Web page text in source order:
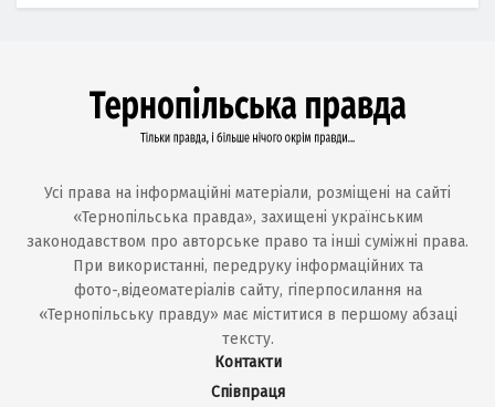
Усі права на інформаційні матеріали, розміщені на сайті
«Тернопільська правда», захищені українським
законодавством про авторське право та інші суміжні права.
При використанні, передруку інформаційних та
фото-,відеоматеріалів сайту, гіперпосилання на
«Тернопільську правду» має міститися в першому абзаці
тексту.
Контакти
Співпраця